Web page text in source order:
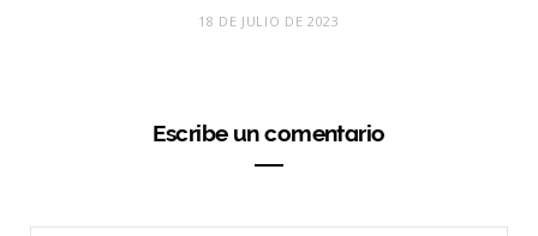
18 DE JULIO DE 2023
Escribe un comentario